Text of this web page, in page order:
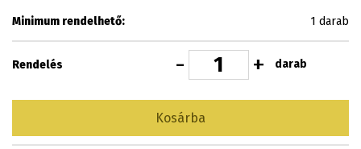
Minimum rendelhető: 1 darab
Rendelés - + darab
Kosárba